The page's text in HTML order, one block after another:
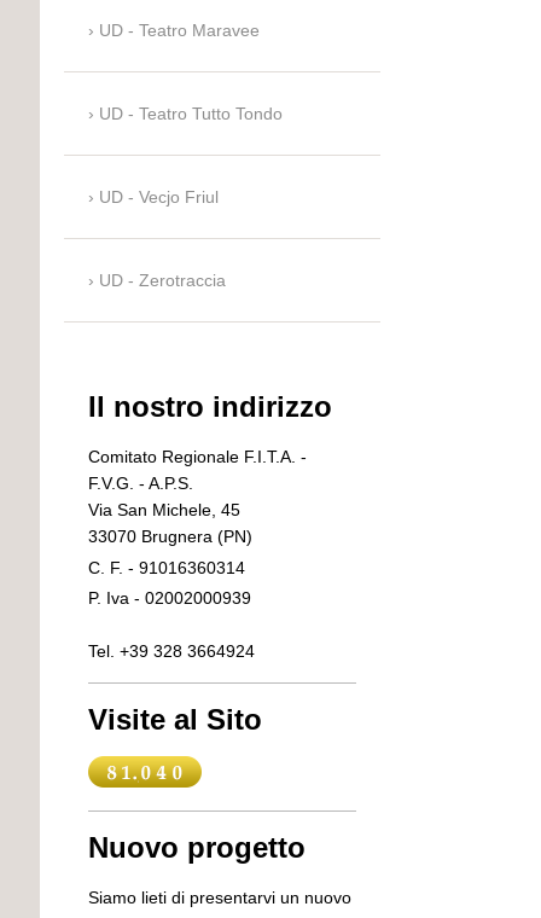
UD - Teatro Maravee
UD - Teatro Tutto Tondo
UD - Vecjo Friul
UD - Zerotraccia
Il nostro indirizzo
Comitato Regionale F.I.T.A. -
F.V.G. - A.P.S.
Via San Michele, 45
33070 Brugnera (PN)
C. F. - 91016360314
P. Iva - 02002000939
Tel. +39 328 3664924
Visite al Sito
Nuovo progetto
Siamo lieti di presentarvi un nuovo